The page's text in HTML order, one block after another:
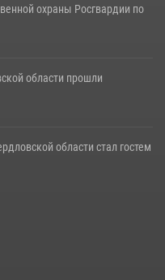
охраны Росгвардии по
области прошли
области стал гостем